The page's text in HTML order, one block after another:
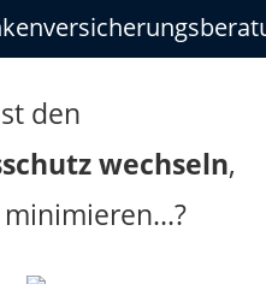
den
wechseln,